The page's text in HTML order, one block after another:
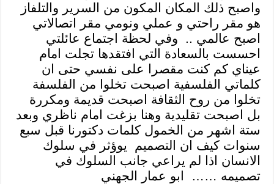
واصبح ذلك المكان المكون من السرير والتلفاز
هو مقر راحتي و عملي ونومي مقر اتصالاتي
اصبح عالمي ..
وفي لحظة اجتماع عائلتي
احسست بالسعادة التي افتقدها تجلت امام
عيناي كم كنت مقصرا على نفسي حتى ان
كلماتي الفلسفية اصبحت تخلوا من الفلسفة
تخلوا من روح الثقافة اصبحت قديمة ومكررة
بل اصبحت تقليدية وهنا بزغت امام ناظري وبعد
ستة اشهر من الخمول كلمات دكتورنا قبل سبع
سنوات كيف ان التصميم
يوؤثر في سلوك
الانسان اذا لم يراعي جانب السلوك في
تصميمه ……
ابو عمار الجهني